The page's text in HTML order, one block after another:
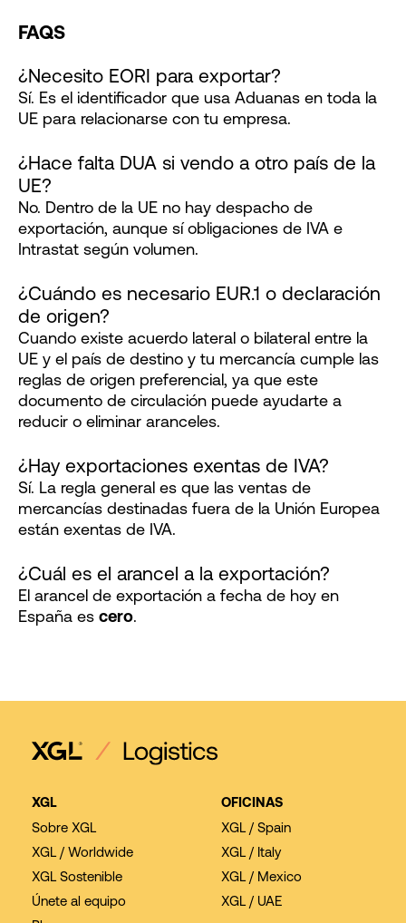
FAQS
¿Necesito EORI para exportar?
Sí. Es el identificador que usa Aduanas en toda la
UE para relacionarse con tu empresa.
¿Hace falta DUA si vendo a otro país de la
UE?
No. Dentro de la UE no hay despacho de
exportación, aunque sí obligaciones de IVA e
Intrastat según volumen.
¿Cuándo es necesario EUR.1 o declaración
de origen?
Cuando existe acuerdo lateral o bilateral entre la
UE y el país de destino y tu mercancía cumple las
reglas de origen preferencial, ya que este
documento de circulación puede ayudarte a
reducir o eliminar aranceles.
¿Hay exportaciones exentas de IVA?
Sí. La regla general es que las ventas de
mercancías destinadas fuera de la Unión Europea
están exentas de IVA.
¿Cuál es el arancel a la exportación?
El arancel de exportación a fecha de hoy en
España es cero.
XGL
Sobre XGL
XGL / Worldwide
XGL Sostenible
Únete al equipo
OFICINAS
XGL / Spain
XGL / Italy
XGL / Mexico
XGL / UAE